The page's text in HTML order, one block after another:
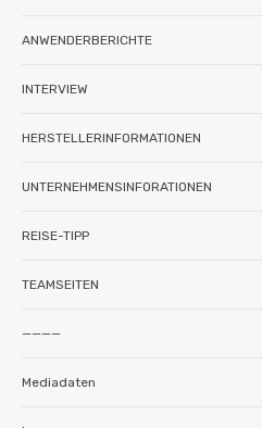
ANWENDERBERICHTE
INTERVIEW
HERSTELLERINFORMATIONEN
UNTERNEHMENSINFORATIONEN
REISE-TIPP
TEAMSEITEN
————
Mediadaten